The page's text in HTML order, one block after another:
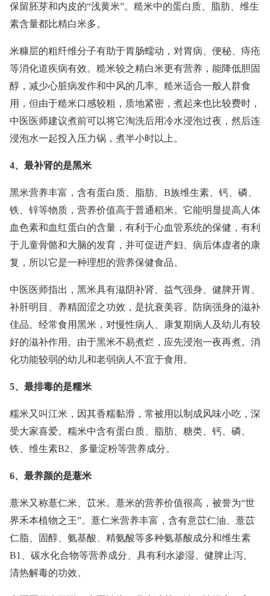
保留胚芽和内皮的“浅黄米”。糙米中的蛋白质、脂肪、维生
素含量都比精白米多。
米糠层的粗纤维分子有助于胃肠蠕动，对胃病、便秘、痔疮
等消化道疾病有效。糙米较之精白米更有营养，能降低胆固
醇，减少心脏病发作和中风的几率。糙米适合一般人群食
用，但由于糙米口感较粗，质地紧密，煮起来也比较费时，
中医医师建议煮前可以将它淘洗后用冷水浸泡过夜，然后连
浸泡水一起投入压力锅，煮半小时以上。
4、最补肾的是黑米
黑米营养丰富，含有蛋白质、脂肪、B族维生素、钙、磷、
铁、锌等物质，营养价值高于普通稻米。它能明显提高人体
血色素和血红蛋白的含量，有利于心血管系统的保健，有利
于儿童骨骼和大脑的发育，并可促进产妇、病后体虚者的康
复，所以它是一种理想的营养保健食品。
中医医师指出，黑米具有滋阴补肾、益气强身、健脾开胃、
补肝明目、养精固涩之功效，是抗衰美容、防病强身的滋补
佳品。经常食用黑米，对慢性病人、康复期病人及幼儿有较
好的滋补作用。由于黑米不易煮烂，应先浸泡一夜再煮。消
化功能较弱的幼儿和老弱病人不宜于食用。
5、最排毒的是糯米
糯米又叫江米，因其香糯黏滑，常被用以制成风味小吃，深
受大家喜爱。糯米中含有蛋白质、脂肪、糖类、钙、磷、
铁、维生素B2、多量淀粉等营养成分。
6、最养颜的是薏米
薏米又称薏仁米、苡米。薏米的营养价值很高，被誉为“世
界禾本植物之王”。薏仁米营养丰富，含有意苡仁油、薏苡
仁脂、固醇、氨基酸、精氨酸等多种氨基酸成分和维生素
B1、碳水化合物等营养成分、具有利水渗湿、健脾止泻、
清热解毒的功效。